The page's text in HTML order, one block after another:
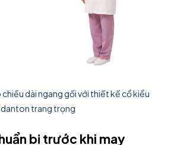
dài ngang gối với thiết kế cổ kiểu
danton trang trọng
bị trước khi may